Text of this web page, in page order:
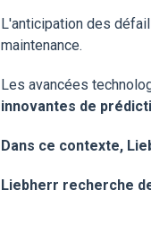
L'anticipation des
maintenance.
Les avancées
innovantes de
Dans ce contexte,
Liebherr recherche